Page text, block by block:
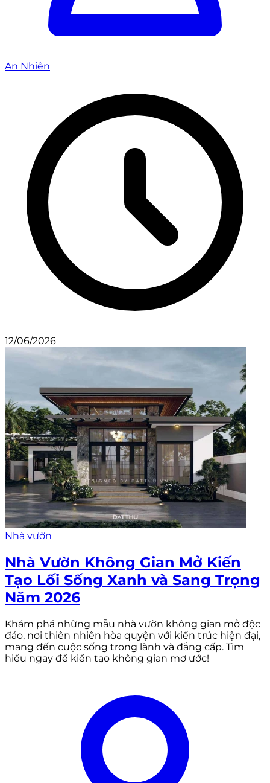
An Nhiên
12/06/2026
Nhà vườn
Nhà Vườn Không Gian Mở Kiến
Tạo Lối Sống Xanh và Sang Trọng
Năm 2026
Khám phá những mẫu nhà vườn không gian mở độc
đáo, nơi thiên nhiên hòa quyện với kiến trúc hiện đại,
mang đến cuộc sống trong lành và đẳng cấp. Tìm
hiểu ngay để kiến tạo không gian mơ ước!